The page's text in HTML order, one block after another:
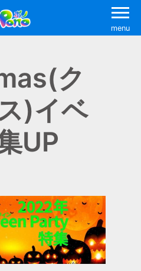
menu
ク
)イベ
UP